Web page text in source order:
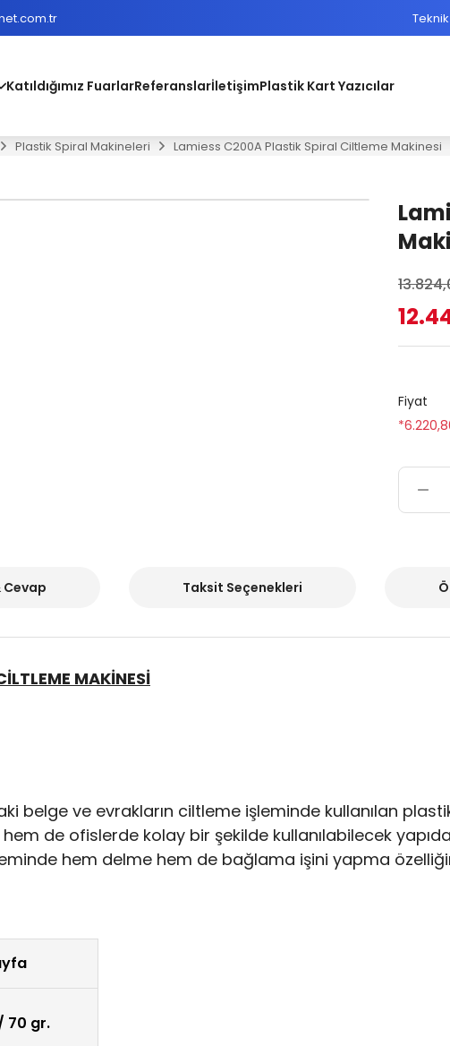
Katıldığımız FuarlarReferanslarİletişimPlastik Kart Yazıcılar
Plastik Spiral Makineleri Lamiess C200A Plastik Spiral Ciltleme Makinesi
Fiyat
Cevap Taksit Seçenekleri
MAKİNESİ
belge ve evrakların ciltleme işleminde kullanılan
hem de ofislerde kolay bir şekilde kullanılabilecek
hem delme hem de bağlama işini yapma
70 gr.